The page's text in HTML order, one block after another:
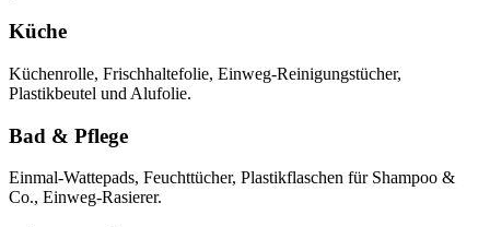
Küche
Küchenrolle, Frischhaltefolie, Einweg-Reinigungstücher,
Plastikbeutel und Alufolie.
Bad & Pflege
Einmal-Wattepads, Feuchttücher, Plastikflaschen für Shampoo &
Co., Einweg-Rasierer.